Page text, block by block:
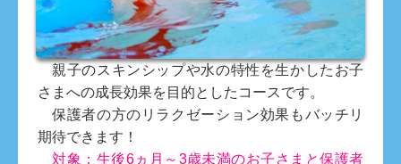
親子のスキンシップや水の特性を生かしたお子
さまへの成長効果を目的としたコースです。
保護者の方のリラクゼーション効果もバッチリ
期待できます！
対象：生後6ヵ月～3歳未満のお子さまと保護者